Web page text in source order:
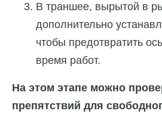
В траншее, вырытой в
дополнительно
чтобы предотвратить
время работ.
На этом этапе можно
препятствий для